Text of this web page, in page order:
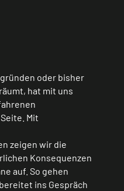
oder bisher
hat mit uns
Mit
zeigen wir die
Konsequenzen
auf. So gehen
ins Gespräch